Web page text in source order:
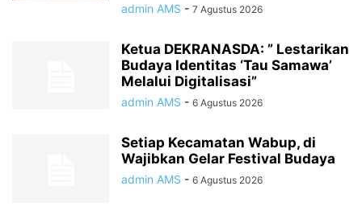
admin AMS - 7 Agustus 2026
Ketua DEKRANASDA: ” Lestarikan
Budaya Identitas ‘Tau Samawa’
Melalui Digitalisasi”
admin AMS - 6 Agustus 2026
Setiap Kecamatan Wabup, di
Wajibkan Gelar Festival Budaya
admin AMS - 6 Agustus 2026